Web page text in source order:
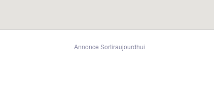
Annonce Sortiraujourdhui